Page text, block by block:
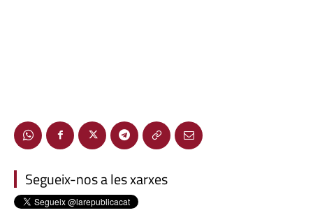
Segueix-nos a les xarxes